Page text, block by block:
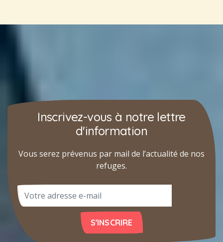
Inscrivez-vous à notre lettre
d'information
Vous serez prévenus par mail de l’actualité de nos
refuges.
S'INSCRIRE